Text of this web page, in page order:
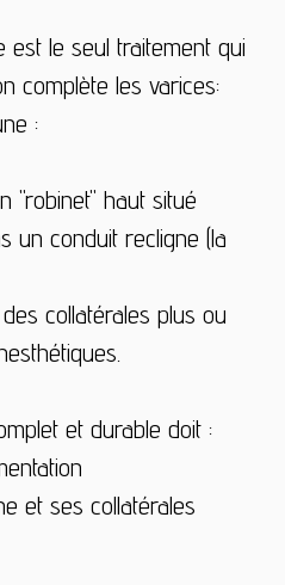
est le seul traitement qui
complète les varices:
:
"robinet" haut situé
un conduit recligne (la
collatérales plus ou
et durable doit :
et ses collatérales